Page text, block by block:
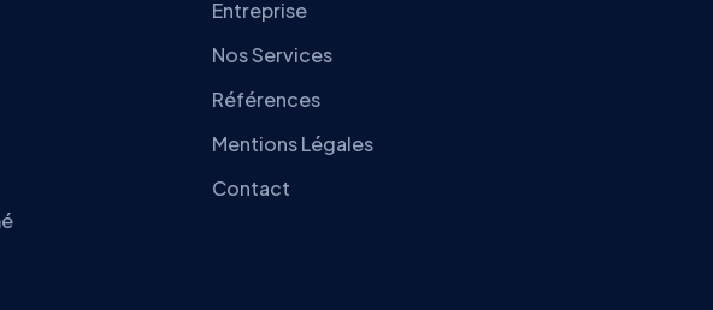
Entreprise
Nos Services
Références
Mentions Légales
Contact